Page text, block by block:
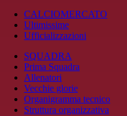
CALCIOMERCATO
Ultimissime
Ufficializzazioni
SQUADRA
Prima Squadra
Allenatori
Vecchie glorie
Organigramma tecnico
Struttura organizzativa